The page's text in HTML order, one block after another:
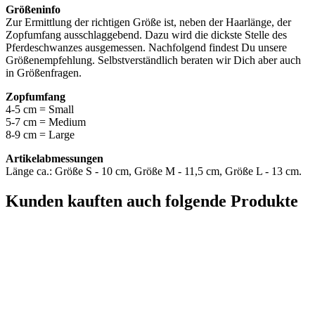
Größeninfo
Zur Ermittlung der richtigen Größe ist, neben der Haarlänge, der
Zopfumfang ausschlaggebend. Dazu wird die dickste Stelle des
Pferdeschwanzes ausgemessen. Nachfolgend findest Du unsere
Größenempfehlung. Selbstverständlich beraten wir Dich aber auch
in Größenfragen.
Zopfumfang
4-5 cm = Small
5-7 cm = Medium
8-9 cm = Large
Artikelabmessungen
Länge ca.: Größe S - 10 cm, Größe M - 11,5 cm, Größe L - 13 cm.
Kunden kauften auch folgende Produkte